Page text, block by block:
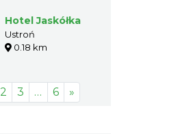
Hotel Jaskółka
Ustroń
0.18 km
2 3 … 6 »